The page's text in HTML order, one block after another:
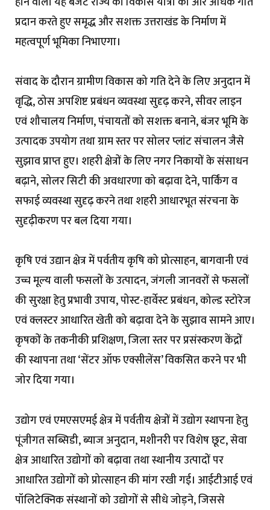
प्रदान करते हुए समृद्ध और सशक्त उत्तराखंड के निर्माण में
महत्वपूर्ण भूमिका निभाएगा।
संवाद के दौरान ग्रामीण विकास को गति देने के लिए अनुदान में
वृद्धि, ठोस अपशिष्ट प्रबंधन व्यवस्था सुदृढ़ करने, सीवर लाइन
एवं शौचालय निर्माण, पंचायतों को सशक्त बनाने, बंजर भूमि के
उत्पादक उपयोग तथा ग्राम स्तर पर सोलर प्लांट संचालन जैसे
सुझाव प्राप्त हुए। शहरी क्षेत्रों के लिए नगर निकायों के संसाधन
बढ़ाने, सोलर सिटी की अवधारणा को बढ़ावा देने, पार्किंग व
सफाई व्यवस्था सुदृढ़ करने तथा शहरी आधारभूत संरचना के
सुदृढ़ीकरण पर बल दिया गया।
कृषि एवं उद्यान क्षेत्र में पर्वतीय कृषि को प्रोत्साहन, बागवानी एवं
उच्च मूल्य वाली फसलों के उत्पादन, जंगली जानवरों से फसलों
की सुरक्षा हेतु प्रभावी उपाय, पोस्ट-हार्वेस्ट प्रबंधन, कोल्ड स्टोरेज
एवं क्लस्टर आधारित खेती को बढ़ावा देने के सुझाव सामने आए।
कृषकों के तकनीकी प्रशिक्षण, जिला स्तर पर प्रसंस्करण केंद्रों
की स्थापना तथा ‘सेंटर ऑफ एक्सीलेंस’ विकसित करने पर भी
जोर दिया गया।
उद्योग एवं एमएसएमई क्षेत्र में पर्वतीय क्षेत्रों में उद्योग स्थापना हेतु
पूंजीगत सब्सिडी, ब्याज अनुदान, मशीनरी पर विशेष छूट, सेवा
क्षेत्र आधारित उद्योगों को बढ़ावा तथा स्थानीय उत्पादों पर
आधारित उद्योगों को प्रोत्साहन की मांग रखी गई। आईटीआई एवं
पॉलिटेक्निक संस्थानों को उद्योगों से सीधे जोड़ने, जिससे